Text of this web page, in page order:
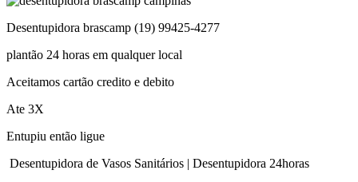
Desentupidora brascamp (19) 99425-4277
plantão 24 horas em qualquer local
Aceitamos cartão credito e debito
Ate 3X
Entupiu então ligue
Desentupidora de Vasos Sanitários | Desentupidora 24horas